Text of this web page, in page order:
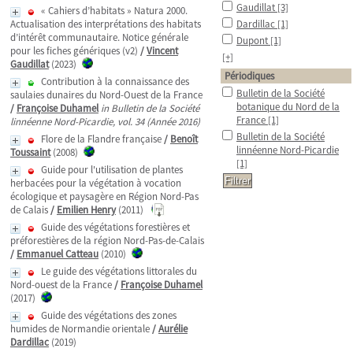
« Cahiers d’habitats » Natura 2000.
Actualisation des interprétations des habitats
d’intérêt communautaire. Notice générale
pour les fiches génériques (v2) /Vincent
Gaudillat(2023)
Contribution à la connaissance des
saulaies dunaires du Nord-Ouest de la France
/ Françoise Duhamel in Bulletin de la Société
linnéenne Nord-Picardie, vol. 34 (Année 2016)
Flore de la Flandre française/ Benoît
Toussaint(2008)
Guide pour l'utilisation de plantes
herbacées pour la végétation à vocation
écologique et paysagère en Région Nord-Pas
de Calais/ Emilien Henry(2011)
Guide des végétations forestières et
préforestières de la région Nord-Pas-de-Calais
/ Emmanuel Catteau (2010)
Le guide des végétations littorales du
Nord-ouest de la France/ Françoise Duhamel
(2017)
Guide des végétations des zones
humides de Normandie orientale/Aurélie
Dardillac (2019)
Gaudillat [3]
Dardillac [1]
Dupont [1]
[+]
Périodiques
Bulletin de la Société
botanique du Nord de la
France [1]
Bulletin de la Société
linnéenne Nord-Picardie
[1]